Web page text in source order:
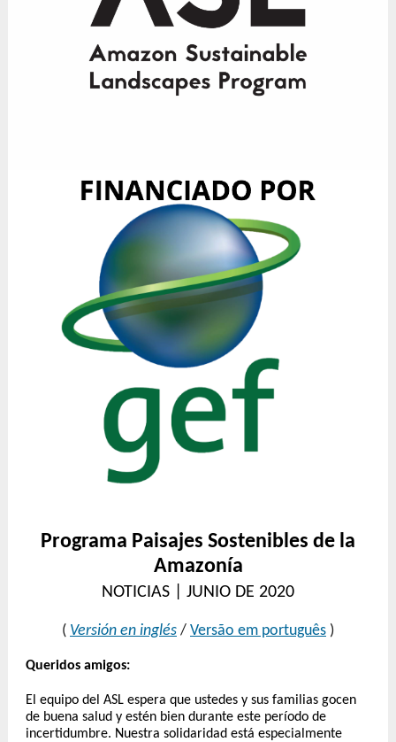
Programa Paisajes Sostenibles de la
Amazonía
NOTICIAS | JUNIO DE 2020
( Versión en inglés / Versão em português )
Queridos amigos:
El equipo del ASL espera que ustedes y sus familias gocen
de buena salud y estén bien durante este período de
incertidumbre. Nuestra solidaridad está especialmente